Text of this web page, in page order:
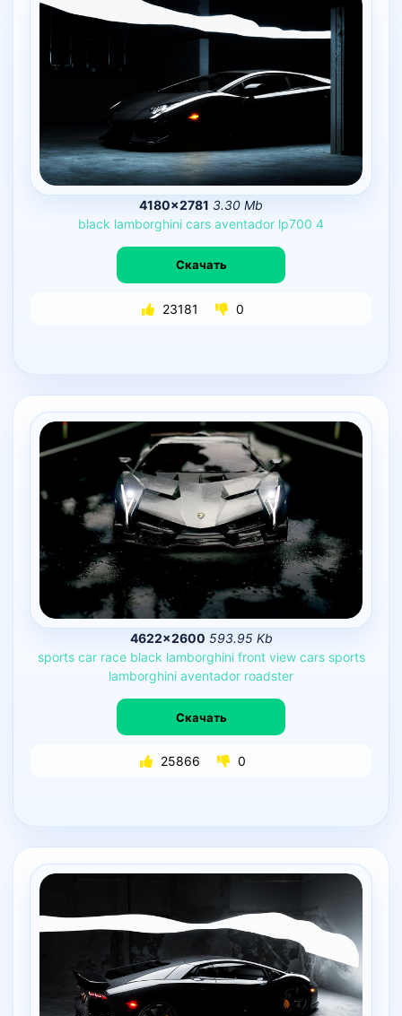
4180×2781 3.30 Mb
black lamborghini cars aventador lp700 4
Скачать
23181 0
4622×2600 593.95 Kb
sports car race black lamborghini front view cars sports
lamborghini aventador roadster
Скачать
25866 0